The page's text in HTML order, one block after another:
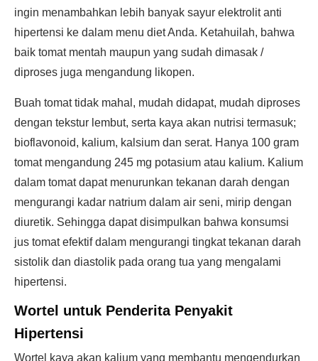
ingin menambahkan lebih banyak sayur elektrolit anti
hipertensi ke dalam menu diet Anda. Ketahuilah, bahwa
baik tomat mentah maupun yang sudah dimasak /
diproses juga mengandung likopen.
Buah tomat tidak mahal, mudah didapat, mudah diproses
dengan tekstur lembut, serta kaya akan nutrisi termasuk;
bioflavonoid, kalium, kalsium dan serat. Hanya 100 gram
tomat mengandung 245 mg potasium atau kalium. Kalium
dalam tomat dapat menurunkan tekanan darah dengan
mengurangi kadar natrium dalam air seni, mirip dengan
diuretik. Sehingga dapat disimpulkan bahwa konsumsi
jus tomat efektif dalam mengurangi tingkat tekanan darah
sistolik dan diastolik pada orang tua yang mengalami
hipertensi.
Wortel untuk Penderita Penyakit
Hipertensi
Wortel kaya akan kalium yang membantu mengendurkan